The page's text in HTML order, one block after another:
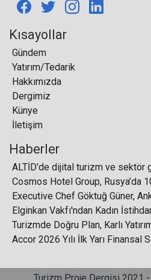
24. Kempinski Golfmad
Kempinski Hotel The
Deprem sonrası Rus
azaldı
Kısayollar
Gündem
Yatırım/Tedarik
Hakkımızda
Dergimiz
Künye
İletişim
Haberler
ALTİD'de dijital turizm ve sektör
Elginkan Vakfı'ndan Kadın
Turizmde Doğru Plan, Karlı